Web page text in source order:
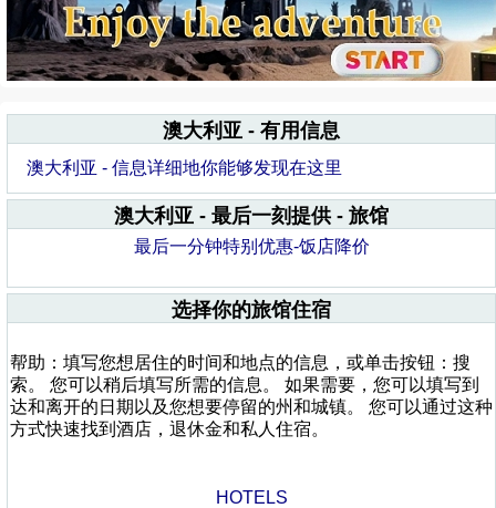
澳大利亚 - 有用信息
澳大利亚 - 信息详细地你能够发现在这里
澳大利亚 - 最后一刻提供 - 旅馆
最后一分钟特别优惠-饭店降价
选择你的旅馆住宿
帮助：填写您想居住的时间和地点的信息，或单击按钮：搜
索。 您可以稍后填写所需的信息。 如果需要，您可以填写到
达和离开的日期以及您想要停留的州和城镇。 您可以通过这种
方式快速找到酒店，退休金和私人住宿。
HOTELS